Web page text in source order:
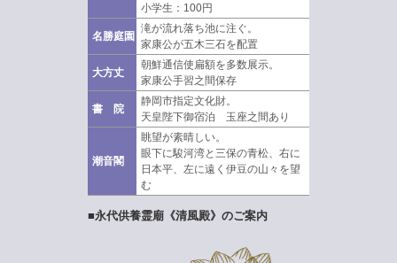
小学生：100円
名勝庭園
滝が流れ落ち池に注ぐ。
家康公が五木三石を配置
大方丈
朝鮮通信使扁額を多数展示。
家康公手習之間保存
書 院
静岡市指定文化財。
天皇陛下御宿泊 玉座之間あり
潮音閣
眺望が素晴しい。
眼下に駿河湾と三保の青松、右に
日本平、左に遠く伊豆の山々を望
む
■永代供養霊廟《清風殿》のご案内